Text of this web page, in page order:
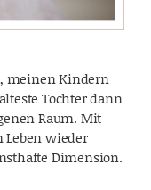
meinen Kindern
Tochter dann
Raum. Mit
wieder
Dimension.